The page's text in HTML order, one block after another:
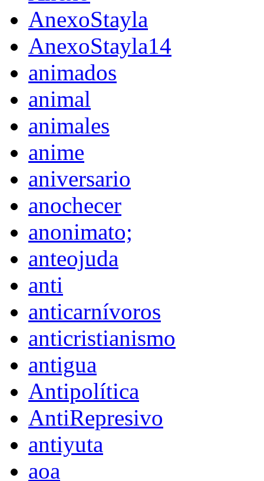
AnexoStayla
AnexoStayla14
animados
animal
animales
anime
aniversario
anochecer
anonimato;
anteojuda
anti
anticarnívoros
anticristianismo
antigua
Antipolítica
AntiRepresivo
antiyuta
aoa